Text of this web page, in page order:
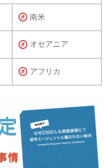
南米
オセアニア
アフリカ